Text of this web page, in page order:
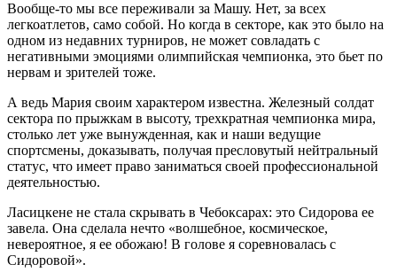
Вообще-то мы все переживали за Машу. Нет, за всех
легкоатлетов, само собой. Но когда в секторе, как это было на
одном из недавних турниров, не может совладать с
негативными эмоциями олимпийская чемпионка, это бьет по
нервам и зрителей тоже.
А ведь Мария своим характером известна. Железный солдат
сектора по прыжкам в высоту, трехкратная чемпионка мира,
столько лет уже вынужденная, как и наши ведущие
спортсмены, доказывать, получая пресловутый нейтральный
статус, что имеет право заниматься своей профессиональной
деятельностью.
Ласицкене не стала скрывать в Чебоксарах: это Сидорова ее
завела. Она сделала нечто «волшебное, космическое,
невероятное, я ее обожаю! В голове я соревновалась с
Сидоровой».